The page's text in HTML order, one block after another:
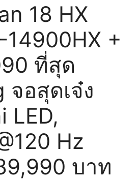
18 HX
14900HX +
ที่สุด
จอสุดเจ๋ง
LED,
Hz
บาท